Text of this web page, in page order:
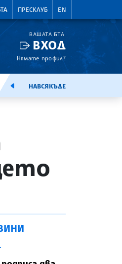
ПРЕСКЛУБ EN
ВАШАТА БТА
ВХОД
Нямате профил?
ЕМИСИЯНАВСЯКЪДЕ